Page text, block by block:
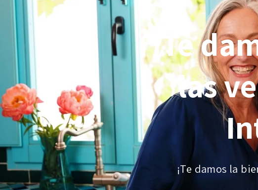
¡Te
las
¡Te damos la